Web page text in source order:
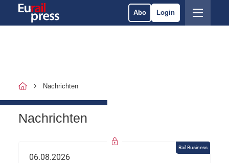
Abo Login
Nachrichten
Nachrichten
Rail Business
06.08.2026